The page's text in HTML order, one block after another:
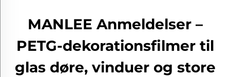
MANLEE Anmeldelser –
PETG-dekorationsfilmer til
glas døre, vinduer og store